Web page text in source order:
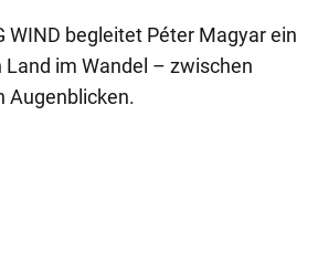
WIND begleitet Péter Magyar ein
im Wandel – zwischen
Augenblicken.